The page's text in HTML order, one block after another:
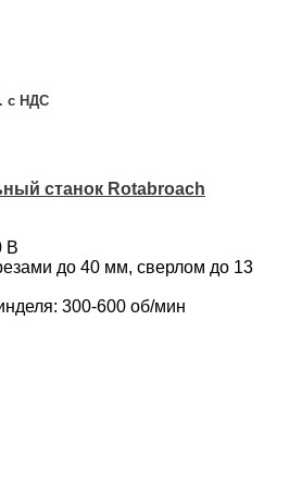
станок Rotabroach
В
до 40 мм, сверлом до 13
300-600 об/мин